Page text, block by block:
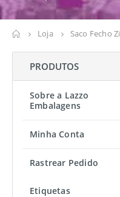
Loja Saco Fecho
PRODUTOS
Sobre a Lazzo
Embalagens
Minha Conta
Rastrear Pedido
Etiquetas